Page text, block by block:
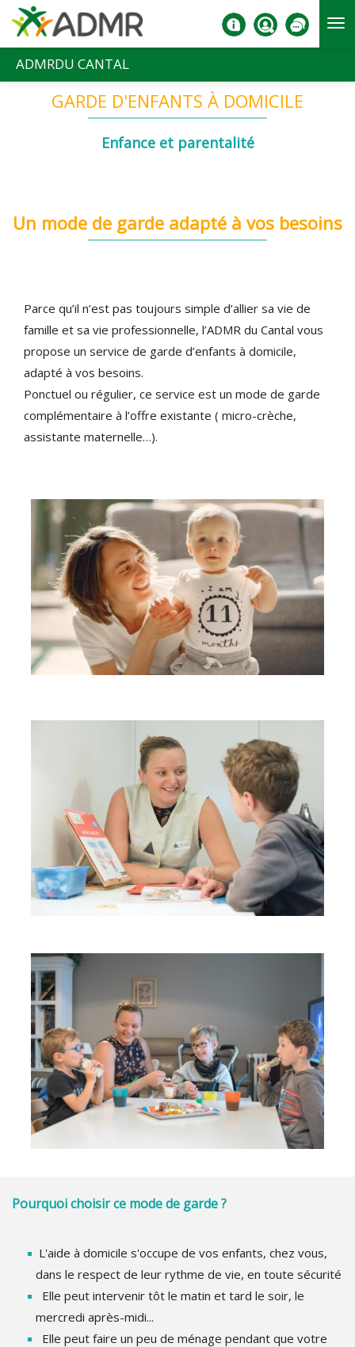
Aller au contenu principal
ADMRDU CANTAL
GARDE D'ENFANTS À DOMICILE
Enfance et parentalité
Un mode de garde adapté à vos besoins
Parce qu’il n’est pas toujours simple d’allier sa vie de
famille et sa vie professionnelle, l’ADMR du Cantal vous
propose un service de garde d’enfants à domicile,
adapté à vos besoins.
Ponctuel ou régulier, ce service est un mode de garde
complémentaire à l’offre existante ( micro-crèche,
assistante maternelle…).
Pourquoi choisir ce mode de garde ?
L'aide à domicile s'occupe de vos enfants, chez vous,
dans le respect de leur rythme de vie, en toute sécurité
Elle peut intervenir tôt le matin et tard le soir, le
mercredi après-midi...
Elle peut faire un peu de ménage pendant que votre